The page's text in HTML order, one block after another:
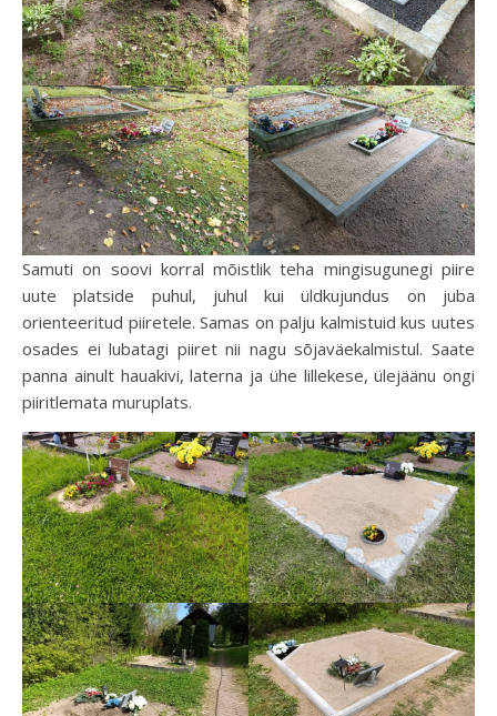
Samuti on soovi korral mõistlik teha mingisugunegi piire
uute platside puhul, juhul kui üldkujundus on juba
orienteeritud piiretele. Samas on palju kalmistuid kus uutes
osades ei lubatagi piiret nii nagu sõjaväekalmistul. Saate
panna ainult hauakivi, laterna ja ühe lillekese, ülejäänu ongi
piiritlemata muruplats.